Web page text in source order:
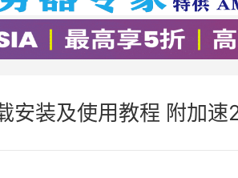
安装及使用教程 附加速